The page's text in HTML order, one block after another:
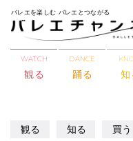
バレエを楽しむ バレエとつながる
WATCH
観る
DANCE
踊る 知
観る 知る 買う